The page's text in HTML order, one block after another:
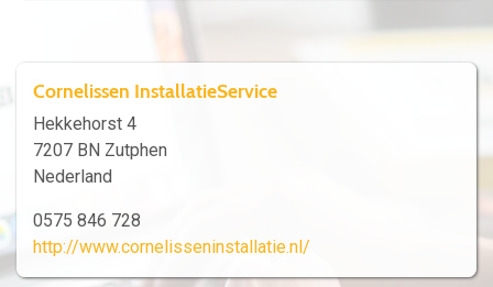
Cornelissen InstallatieService
Hekkehorst 4
7207 BN Zutphen
Nederland
0575 846 728
http://www.cornelisseninstallatie.nl/